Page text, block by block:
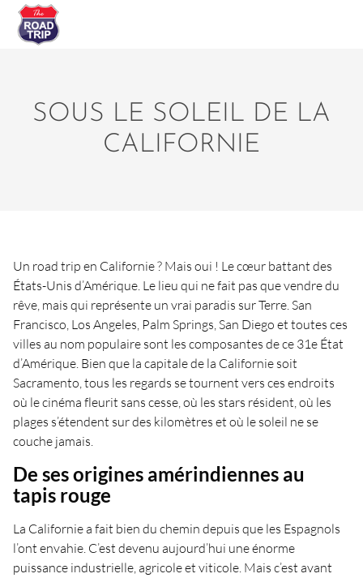
SOUS LE SOLEIL DE LA
CALIFORNIE
Un road trip en Californie ? Mais oui ! Le cœur battant des
États-Unis d’Amérique. Le lieu qui ne fait pas que vendre du
rêve, mais qui représente un vrai paradis sur Terre. San
Francisco, Los Angeles, Palm Springs, San Diego et toutes ces
villes au nom populaire sont les composantes de ce 31e État
d’Amérique. Bien que la capitale de la Californie soit
Sacramento, tous les regards se tournent vers ces endroits
où le cinéma fleurit sans cesse, où les stars résident, où les
plages s’étendent sur des kilomètres et où le soleil ne se
couche jamais.
De ses origines amérindiennes au
tapis rouge
La Californie a fait bien du chemin depuis que les Espagnols
l’ont envahie. C’est devenu aujourd’hui une énorme
puissance industrielle, agricole et viticole. Mais c’est avant